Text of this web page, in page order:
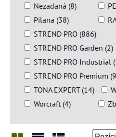
Nezadaná (8)
Pilana (38)
STREND PRO (886)
STREND PRO Garden (2)
STREND PRO Industrial
STREND PRO Premium
TONA EXPERT (14)
Worcraft (4)